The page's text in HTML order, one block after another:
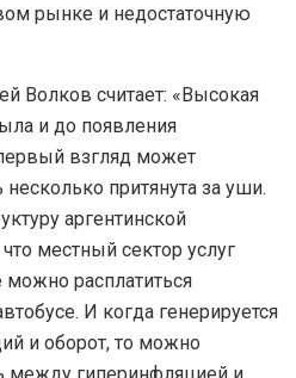
рынке и недостаточную
Волков считает: «Высокая
и до появления
взгляд может
несколько притянута за уши.
аргентинской
местный сектор услуг
расплатиться
И когда генерируется
и оборот, то можно